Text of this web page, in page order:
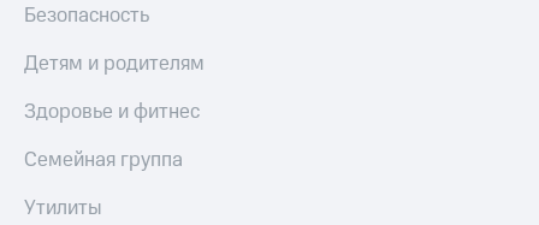
Безопасность
Детям и родителям
Здоровье и фитнес
Семейная группа
Утилиты